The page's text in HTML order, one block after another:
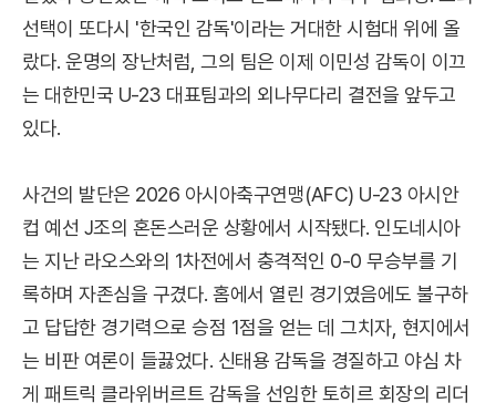
선택이 또다시 '한국인 감독'이라는 거대한 시험대 위에 올
랐다. 운명의 장난처럼, 그의 팀은 이제 이민성 감독이 이끄
는 대한민국 U-23 대표팀과의 외나무다리 결전을 앞두고
있다.
사건의 발단은 2026 아시아축구연맹(AFC) U-23 아시안
컵 예선 J조의 혼돈스러운 상황에서 시작됐다. 인도네시아
는 지난 라오스와의 1차전에서 충격적인 0-0 무승부를 기
록하며 자존심을 구겼다. 홈에서 열린 경기였음에도 불구하
고 답답한 경기력으로 승점 1점을 얻는 데 그치자, 현지에서
는 비판 여론이 들끓었다. 신태용 감독을 경질하고 야심 차
게 패트릭 클라위버르트 감독을 선임한 토히르 회장의 리더